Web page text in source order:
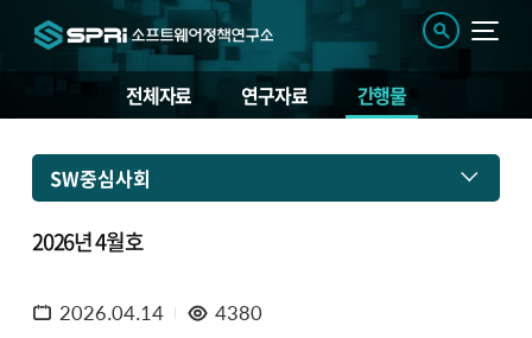
전체자료 연구자료 간행물
SW중심사회
2026년 4월호
2026.04.14 4380